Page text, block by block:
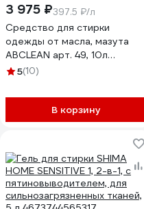
3 975 ₽397.5 ₽/л
Средство для стирки
одежды от масла, мазута
ABCLEAN арт. 49, 10л
4690825724678
5(10)
В корзину